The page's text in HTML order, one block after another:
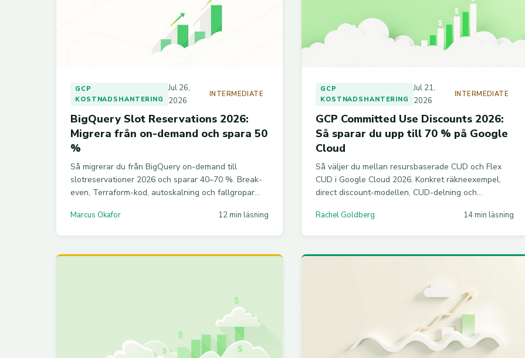
GCP
KOSTNADSHANTERING
Jul 26,
2026
INTERMEDIATE
BigQuery Slot Reservations 2026:
Migrera från on-demand och spara 50
%
Så migrerar du från BigQuery on-demand till
slotreservationer 2026 och sparar 40–70 %. Break-
even, Terraform-kod, autoskalning och fallgropar
Marcus Okafor 12 min läsning
GCP
KOSTNADSHANTERING
Jul 21,
2026
INTERMEDIATE
GCP Committed Use Discounts 2026:
Så sparar du upp till 70 % på Google
Cloud
Så väljer du mellan resursbaserade CUD och Flex
CUD i Google Cloud 2026. Konkret räkneexempel,
direct discount-modellen, CUD-delning och
Rachel Goldberg 14 min läsning